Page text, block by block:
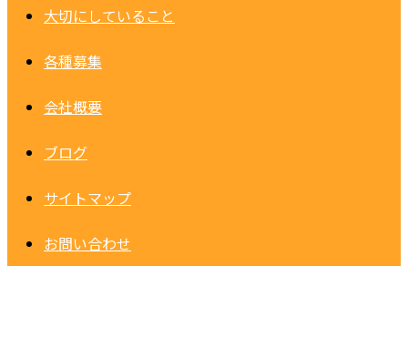
大切にしていること
各種募集
会社概要
ブログ
サイトマップ
お問い合わせ